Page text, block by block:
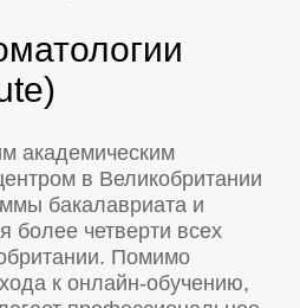
академическим
в Великобритании
бакалавриата и
более четверти всех
Помимо
к онлайн-обучению,